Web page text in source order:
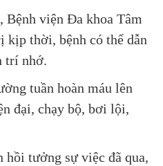
viện Đa khoa Tâm
kịp thời, bệnh có thể dẫn
trí nhớ.
tuần hoàn máu lên
đại, chạy bộ, bơi lội,
hồi tưởng sự việc đã qua,